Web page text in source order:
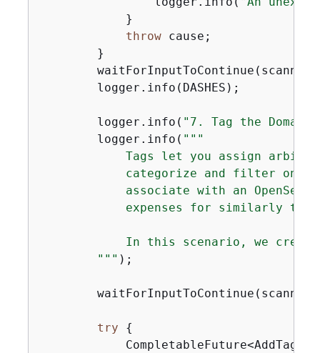
            }
throw cause;
        }
        logger.info(DASHES);
        logger.info(
"7. Tag the Domain"
        logger.info(
"" "
Tags let you assign
categorize and filter on
associate with an
expenses for similarly
In this scenario, we
        "
"" );
try
{